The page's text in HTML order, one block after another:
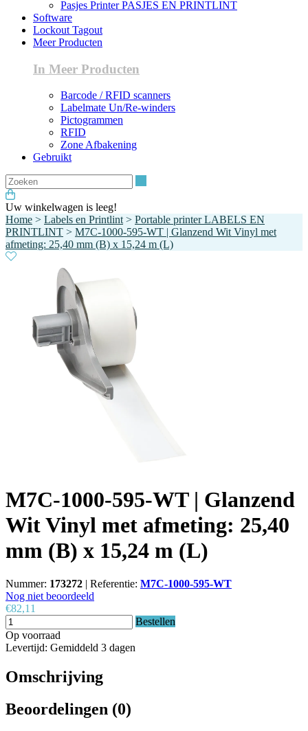
Pasjes Printer PASJES EN PRINTLINT
Software
Lockout Tagout
Meer Producten
In Meer Producten
Barcode / RFID scanners
Labelmate Un/Re-winders
Pictogrammen
RFID
Zone Afbakening
Gebruikt
Uw winkelwagen is leeg!
Home > Labels en Printlint > Portable printer LABELS EN
PRINTLINT > M7C-1000-595-WT | Glanzend Wit Vinyl met
afmeting: 25,40 mm (B) x 15,24 m (L)
M7C-1000-595-WT | Glanzend
Wit Vinyl met afmeting: 25,40
mm (B) x 15,24 m (L)
Nummer: 173272 | Referentie: M7C-1000-595-WT
Nog niet beoordeeld
€82,11
Bestellen
Op voorraad
Levertijd: Gemiddeld 3 dagen
Omschrijving
Beoordelingen (0)